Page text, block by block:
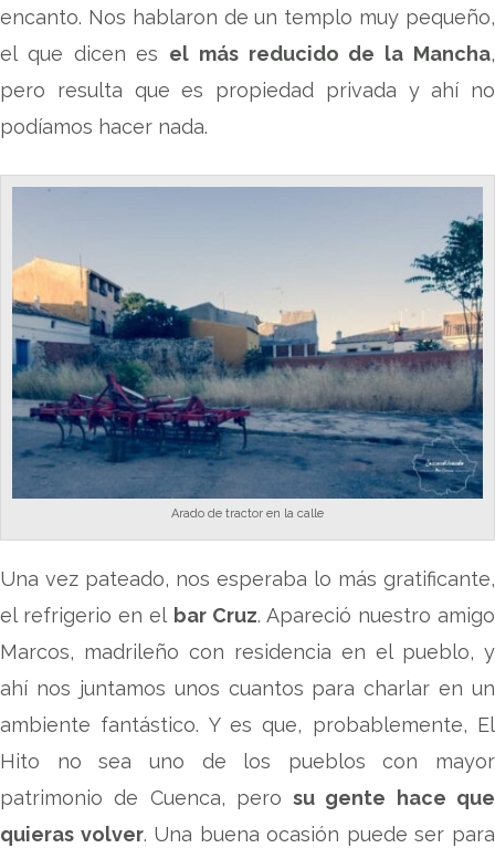
encanto. Nos hablaron de un templo muy pequeño,
el que dicen es el más reducido de la Mancha,
pero resulta que es propiedad privada y ahí no
podíamos hacer nada.
Arado de tractor en la calle
Una vez pateado, nos esperaba lo más gratificante,
el refrigerio en el bar Cruz. Apareció nuestro amigo
Marcos, madrileño con residencia en el pueblo, y
ahí nos juntamos unos cuantos para charlar en un
ambiente fantástico. Y es que, probablemente, El
Hito no sea uno de los pueblos con mayor
patrimonio de Cuenca, perosu gente hace que
quieras volver. Una buena ocasión puede ser para